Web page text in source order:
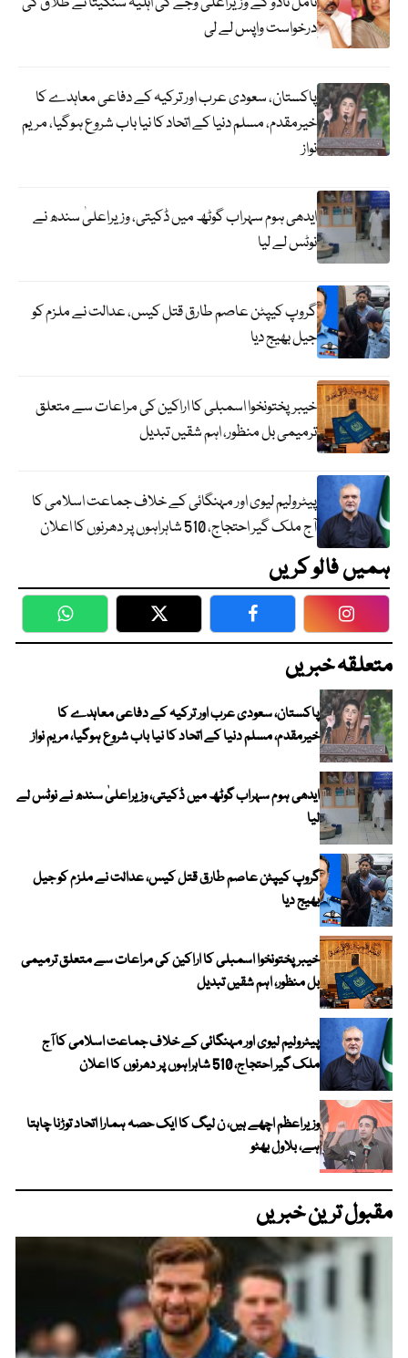
درخواست واپس لے لی
پاکستان، سعودی عرب اور ترکیہ کے دفاعی معاہدے کا
خیرمقدم، مسلم دنیا کے اتحاد کا نیا باب شروع ہوگیا، مریم
نواز
ایدھی ہوم سہراب گوٹھ میں ڈکیتی، وزیراعلیٰ سندھ نے
نوٹس لے لیا
گروپ کیپٹن عاصم طارق قتل کیس، عدالت نے ملزم کو
جیل بھیج دیا
خیبرپختونخوا اسمبلی کا اراکین کی مراعات سے متعلق
ترمیمی بل منظور، اہم شقیں تبدیل
پیٹرولیم لیوی اور مہنگائی کے خلاف جماعت اسلامی کا
آج ملک گیر احتجاج، 510 شاہراہوں پر دھرنوں کا اعلان
ہمیں فالو کریں
WhatsApp Twitter Facebook
متعلقہ خبریں
پاکستان، سعودی عرب اور ترکیہ کے دفاعی معاہدے کا
خیرمقدم، مسلم دنیا کے اتحاد کا نیا باب شروع ہوگیا، مریم نواز
ایدھی ہوم سہراب گوٹھ میں ڈکیتی، وزیراعلیٰ سندھ نے نوٹس لے
لیا
گروپ کیپٹن عاصم طارق قتل کیس، عدالت نے ملزم کو جیل
بھیج دیا
خیبرپختونخوا اسمبلی کا اراکین کی مراعات سے متعلق ترمیمی
بل منظور، اہم شقیں تبدیل
پیٹرولیم لیوی اور مہنگائی کے خلاف جماعت اسلامی کا آج
ملک گیر احتجاج، 510 شاہراہوں پر دھرنوں کا اعلان
وزیراعظم اچھے ہیں، ن لیگ کا ایک حصہ ہمارا اتحاد توڑنا چاہتا
ہے، بلاول بھٹو
مقبول ترین خبریں